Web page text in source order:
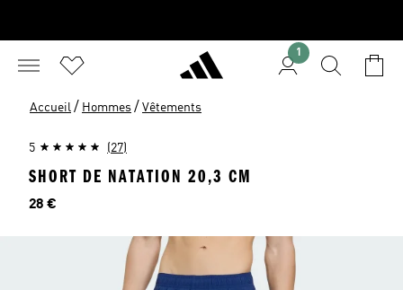
1
Accueil / Hommes / Vêtements
5 (27)
SHORT DE NATATION 20,3 CM
Prix
28 €